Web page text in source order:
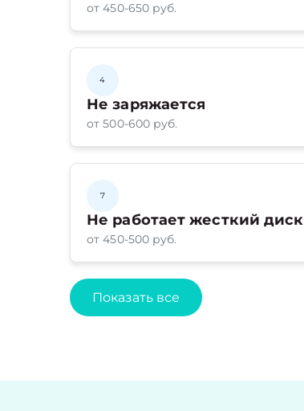
от 450-650 руб.
4
Не заряжается
от 500-600 руб.
7
Не работает жесткий диск
от 450-500 руб.
Показать все